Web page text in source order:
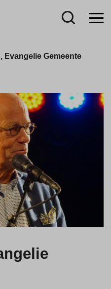
Evangelie Gemeente